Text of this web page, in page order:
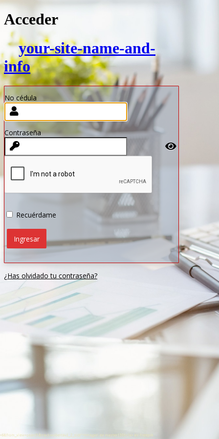
Acceder
your-site-name-and-
info
No cédula
Contraseña
Recuérdame
¿Has olvidado tu contraseña?